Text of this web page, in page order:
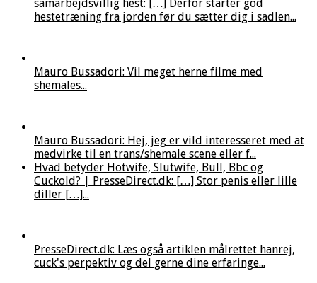
samarbejdsvillig hest: […] Derfor starter god
hestetræning fra jorden før du sætter dig i sadlen...
Mauro Bussadori: Vil meget herne filme med
shemales...
Mauro Bussadori: Hej, jeg er vild interesseret med at
medvirke til en trans/shemale scene eller f...
Hvad betyder Hotwife, Slutwife, Bull, Bbc og
Cuckold? | PresseDirect.dk: […] Stor penis eller lille
diller […]...
PresseDirect.dk: Læs også artiklen målrettet hanrej,
cuck's perpektiv og del gerne dine erfaringe...